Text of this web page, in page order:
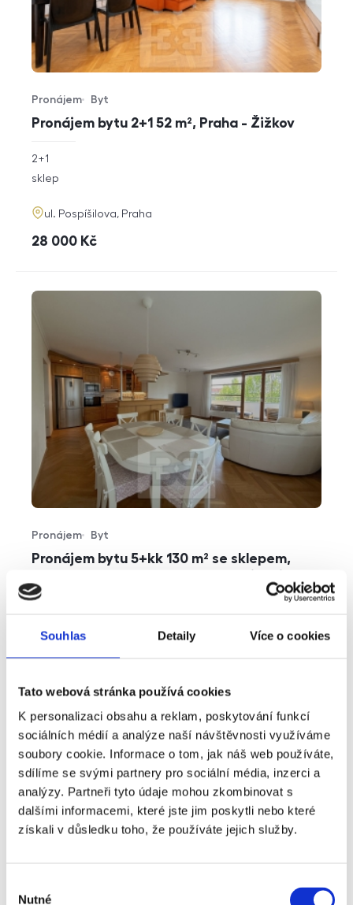
Souhlas Detaily Více o cookies
Tato webová stránka používá cookies
K personalizaci obsahu a reklam, poskytování funkcí
sociálních médií a analýze naší návštěvnosti využíváme
soubory cookie. Informace o tom, jak náš web používáte,
sdílíme se svými partnery pro sociální média, inzerci a
analýzy. Partneři tyto údaje mohou zkombinovat s
dalšími informacemi, které jste jim poskytli nebo které
získali v důsledku toho, že používáte jejich služby.
Nutné
Pronájem bytu 2+1 52 m², Praha - Žižkov
Typ nabídky
Pronájem
Typ nemovitosti
Byt
rozměry
2+1
funkce
sklep
adresa
ul. Pospíšilova, Praha
cena
28 000 Kč
Pronájem bytu 5+kk 130 m² se sklepem,
Typ nabídky
Pronájem
Typ nemovitosti
Byt
funkce
parkování sklep výtah
cena
49 000 Kč